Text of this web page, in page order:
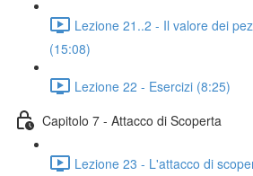
Lezione 21..2 - Il valore dei
(15:08)
Lezione 22 - Esercizi (8:25)
Capitolo 7 - Attacco di Scoperta
Lezione 23 - L'attacco di